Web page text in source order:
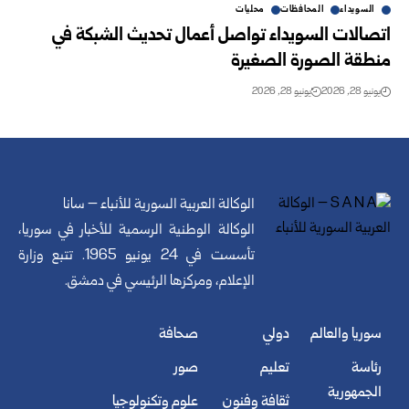
السويداء المحافظات محليات
اتصالات السويداء تواصل أعمال تحديث الشبكة في
منطقة الصورة الصغيرة
يونيو 28, 2026 يونيو 28, 2026
الوكالة العربية السورية للأنباء – سانا
الوكالة الوطنية الرسمية للأخبار في سوريا،
تأسست في 24 يونيو 1965. تتبع وزارة
الإعلام، ومركزها الرئيسي في دمشق.
سوريا والعالم
رئاسة
الجمهورية
دولي
تعليم
ثقافة وفنون
صحافة
صور
علوم وتكنولوجيا